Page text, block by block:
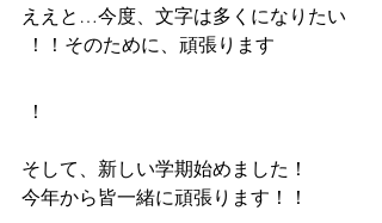
ええと…今度、文字は多くになりたい
！！そのために、頑張ります
！
そして、新しい学期始めました！
今年から皆一緒に頑張ります！！